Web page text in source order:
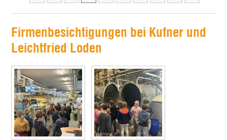
Firmenbesichtigungen bei Kufner und
Leichtfried Loden